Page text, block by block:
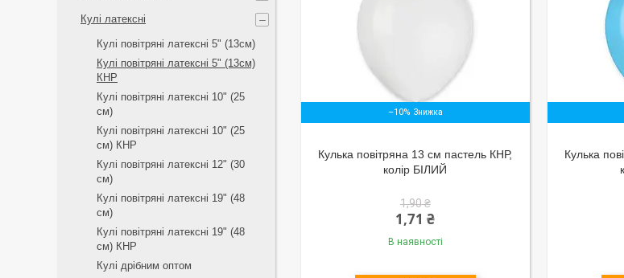
–10%
Кулька повітряна 13 см пастель КНР,
колір БІЛИЙ
1,90 ₴
1,71 ₴
В наявності
Кулька
Кулі латексні
Кулі повітряні латексні 5" (13см)
Кулі повітряні латексні 5" (13см)
КНР
Кулі повітряні латексні 10" (25
см)
Кулі повітряні латексні 10" (25
см) КНР
Кулі повітряні латексні 12" (30
см)
Кулі повітряні латексні 19" (48
см)
Кулі повітряні латексні 19" (48
см) КНР
Кулі дрібним оптом